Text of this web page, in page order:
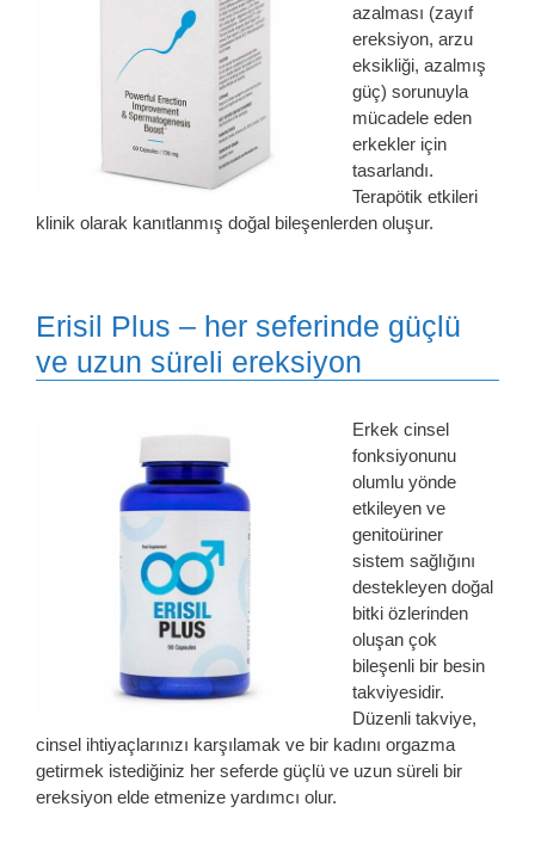
azalması (zayıf
ereksiyon, arzu
eksikliği, azalmış
güç) sorunuyla
mücadele eden
erkekler için
tasarlandı.
Terapötik etkileri
klinik olarak kanıtlanmış doğal bileşenlerden oluşur.
Erisil Plus – her seferinde güçlü
ve uzun süreli ereksiyon
Erkek cinsel
fonksiyonunu
olumlu yönde
etkileyen ve
genitoüriner
sistem sağlığını
destekleyen doğal
bitki özlerinden
oluşan çok
bileşenli bir besin
takviyesidir.
Düzenli takviye,
cinsel ihtiyaçlarınızı karşılamak ve bir kadını orgazma
getirmek istediğiniz her seferde güçlü ve uzun süreli bir
ereksiyon elde etmenize yardımcı olur.